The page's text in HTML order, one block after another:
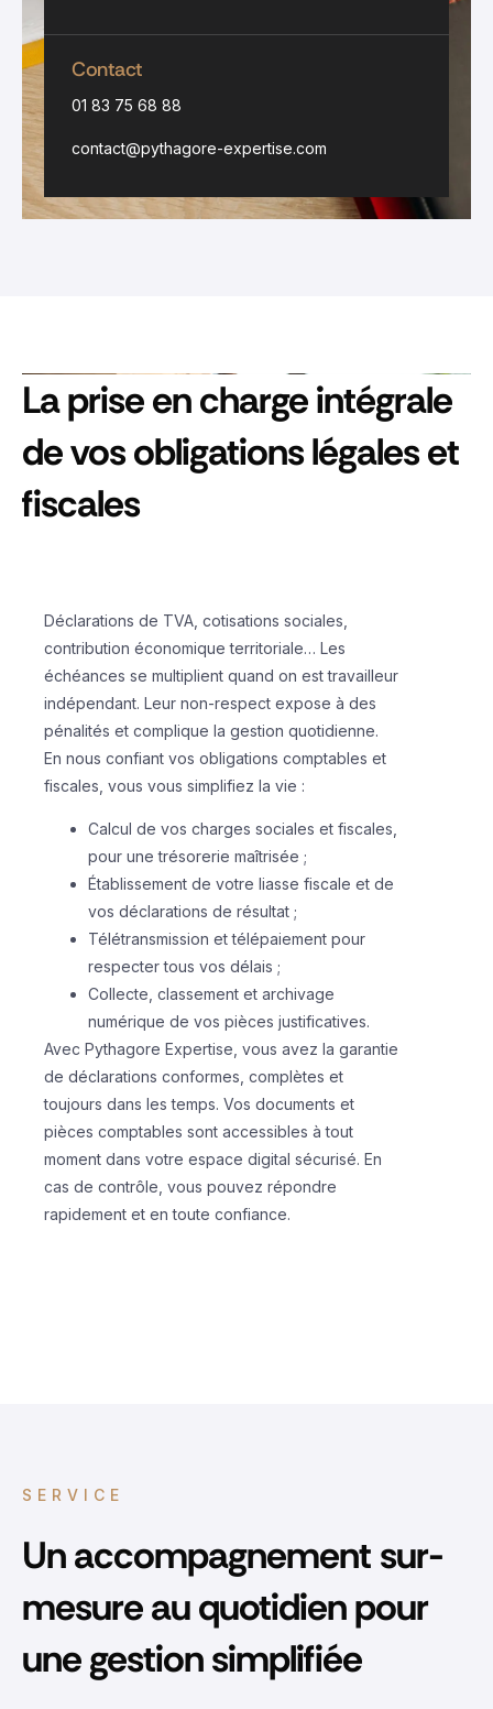
Contact
01 83 75 68 88
contact@pythagore-expertise.com
La prise en charge intégrale
de vos obligations légales et
fiscales
Déclarations de TVA, cotisations sociales,
contribution économique territoriale… Les
échéances se multiplient quand on est travailleur
indépendant. Leur non-respect expose à des
pénalités et complique la gestion quotidienne.
En nous confiant vos obligations comptables et
fiscales, vous vous simplifiez la vie :
Calcul de vos charges sociales et fiscales,
pour une trésorerie maîtrisée ;
Établissement de votre liasse fiscale et de
vos déclarations de résultat ;
Télétransmission et télépaiement pour
respecter tous vos délais ;
Collecte, classement et archivage
numérique de vos pièces justificatives.
Avec Pythagore Expertise, vous avez la garantie
de déclarations conformes, complètes et
toujours dans les temps. Vos documents et
pièces comptables sont accessibles à tout
moment dans votre espace digital sécurisé. En
cas de contrôle, vous pouvez répondre
rapidement et en toute confiance.
SERVICE
Un accompagnement sur-
mesure au quotidien pour
une gestion simplifiée